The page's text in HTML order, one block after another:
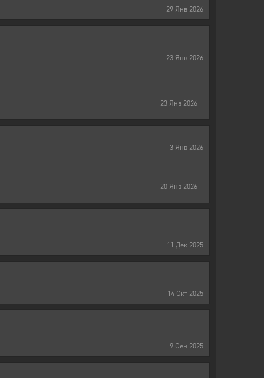
29 Янв 2026
23 Янв 2026
23 Янв 2026
3 Янв 2026
20 Янв 2026
11 Дек 2025
14 Окт 2025
9 Сен 2025